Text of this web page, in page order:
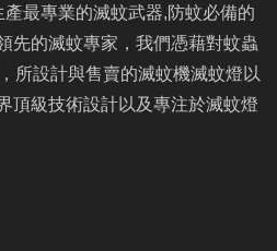
最專業的滅蚊武器,防蚊必備的
先的滅蚊專家，我們憑藉對蚊蟲
所設計與售賣的滅蚊機滅蚊燈以
頂級技術設計以及專注於滅蚊燈